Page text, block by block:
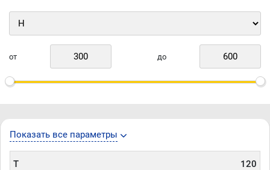
от до
Показать все параметры
T 120